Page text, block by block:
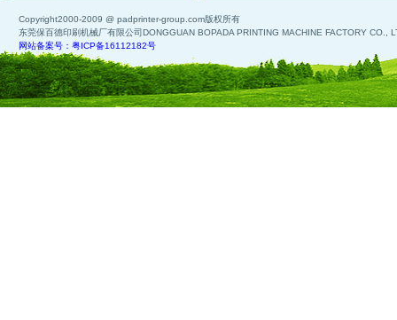
Copyright2000-2009 @ padprinter-group.com版权所有
东莞保百德印刷机械厂有限公司DONGGUAN BOPADA PRINTING MACHINE FACTORY CO.,
网站备案号：粤ICP备16112182号